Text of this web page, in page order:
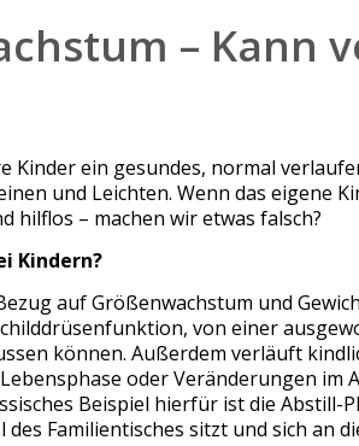
– Kann
Kinder ein gesundes, normal
und Leichten. Wenn das eigene
hilflos – machen wir etwas falsch?
Kindern?
auf Größenwachstum und
von einer
können. Außerdem verläuft
oder Veränderungen
Beispiel hierfür ist die
des Familientisches sitzt und sich an